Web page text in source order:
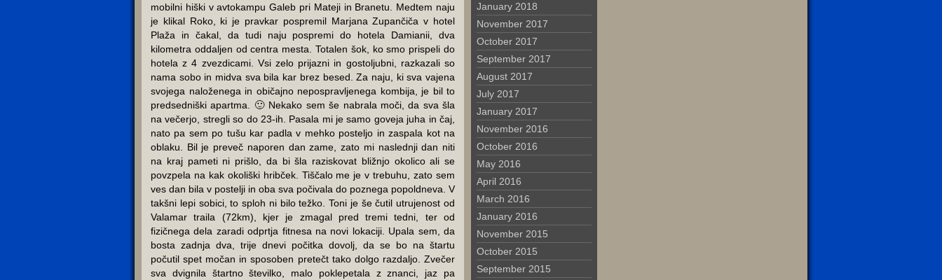
mobilni hiški v avtokampu Galeb pri Mateji in Branetu. Medtem naju
je klikal Roko, ki je pravkar pospremil Marjana Zupančiča v hotel
Plaža in čakal, da tudi naju pospremi do hotela Damianii, dva
kilometra oddaljen od centra mesta. Totalen šok, ko smo prispeli do
hotela z 4 zvezdicami. Vsi zelo prijazni in gostoljubni, razkazali so
nama sobo in midva sva bila kar brez besed. Za naju, ki sva vajena
svojega naloženega in običajno nepospravljenega kombija, je bil to
predsedniški apartma. 🙂 Nekako sem še nabrala moči, da sva šla
na večerjo, stregli so do 23-ih. Pasala mi je samo goveja juha in čaj,
nato pa sem po tušu kar padla v mehko posteljo in zaspala kot na
oblaku. Bil je preveč naporen dan zame, zato mi naslednji dan niti
na kraj pameti ni prišlo, da bi šla raziskovat bližnjo okolico ali se
povzpela na kak okoliški hribček. Tiščalo me je v trebuhu, zato sem
ves dan bila v postelji in oba sva počivala do poznega popoldneva. V
takšni lepi sobici, to sploh ni bilo težko. Toni je še čutil utrujenost od
Valamar traila (72km), kjer je zmagal pred tremi tedni, ter od
fizičnega dela zaradi odprtja fitnesa na novi lokaciji. Upala sem, da
bosta zadnja dva, trije dnevi počitka dovolj, da se bo na štartu
počutil spet močan in sposoben pretečt tako dolgo razdaljo. Zvečer
sva dvignila štartno številko, malo poklepetala z znanci, jaz pa
January 2018
November 2017
October 2017
September 2017
August 2017
July 2017
January 2017
November 2016
October 2016
May 2016
April 2016
March 2016
January 2016
November 2015
October 2015
September 2015